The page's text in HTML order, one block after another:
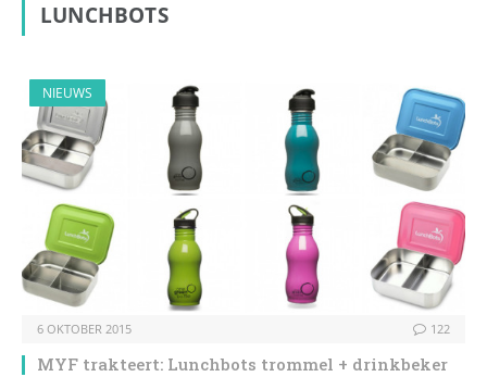
LUNCHBOTS
NIEUWS
6 OKTOBER 2015 122
MYF trakteert: Lunchbots trommel + drinkbeker